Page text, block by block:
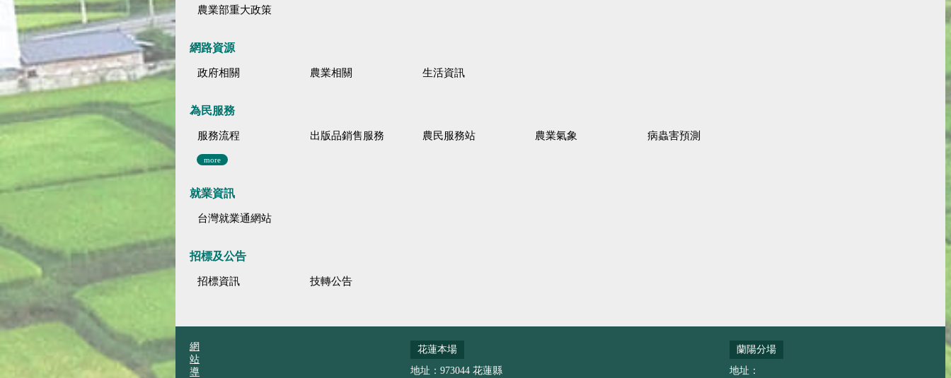
農業部重大政策
網路資源
政府相關 農業相關 生活資訊
為民服務
服務流程 出版品銷售服務 農民服務站 農業氣象 病蟲害預測
more
就業資訊
台灣就業通網站
招標及公告
招標資訊 技轉公告
網
站
導
花蓮本場
地址：973044 花蓮縣
蘭陽分場
地址：